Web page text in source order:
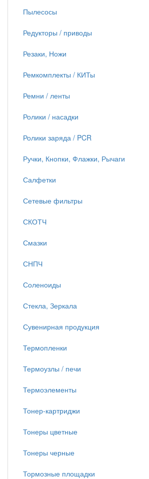
Пылесосы
Редукторы / приводы
Резаки, Ножи
Ремкомплекты / КИТы
Ремни / ленты
Ролики / насадки
Ролики заряда / PCR
Ручки, Кнопки, Флажки, Рычаги
Салфетки
Сетевые фильтры
СКОТЧ
Смазки
СНПЧ
Соленоиды
Стекла, Зеркала
Сувенирная продукция
Термопленки
Термоузлы / печи
Термоэлементы
Тонер-картриджи
Тонеры цветные
Тонеры черные
Тормозные площадки